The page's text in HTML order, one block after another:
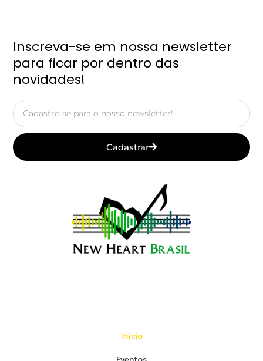
Inscreva-se em nossa newsletter
para ficar por dentro das
novidades!
Email
Cadastrar
Início